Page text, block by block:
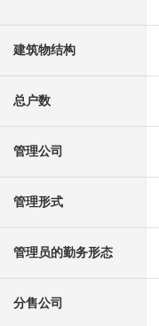
建筑物结构
总户数
管理公司
管理形式
管理员的勤务形态
分售公司